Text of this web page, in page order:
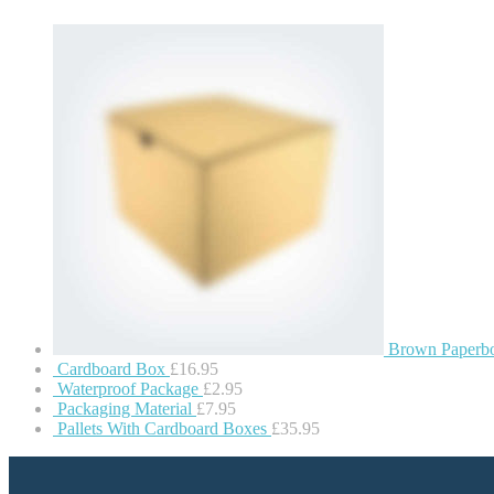
Brown
Cardboard Box £16.95
Waterproof Package £2.95
Packaging Material £7.95
Pallets With Cardboard Boxes £35.95